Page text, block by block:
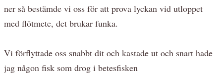
ner så bestämde vi oss för att prova lyckan vid utloppet
med flötmete, det brukar funka.
Vi förflyttade oss snabbt dit och kastade ut och snart hade
jag någon fisk som drog i betesfisken